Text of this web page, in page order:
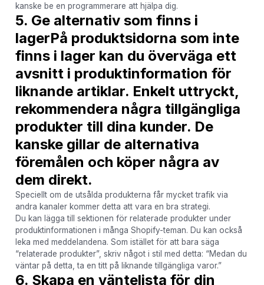
kanske be en programmerare att hjälpa dig.
5. Ge alternativ som finns i
lagerPå produktsidorna som inte
finns i lager kan du överväga ett
avsnitt i produktinformation för
liknande artiklar. Enkelt uttryckt,
rekommendera några tillgängliga
produkter till dina kunder. De
kanske gillar de alternativa
föremålen och köper några av
dem direkt.
Speciellt om de utsålda produkterna får mycket trafik via
andra kanaler kommer detta att vara en bra strategi.
Du kan lägga till sektionen för relaterade produkter under
produktinformationen i många Shopify-teman. Du kan också
leka med meddelandena. Som istället för att bara säga
“relaterade produkter”, skriv något i stil med detta: “Medan du
väntar på detta, ta en titt på liknande tillgängliga varor.”
6. Skapa en väntelista för din